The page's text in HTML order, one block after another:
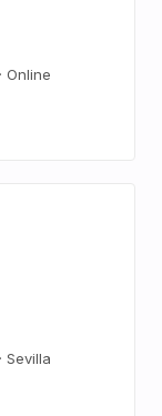
Online
Sevilla